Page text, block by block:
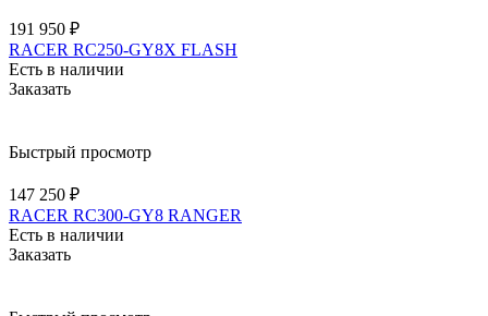
191 950 ₽
RACER RC250-GY8X FLASH
Есть в наличии
Заказать
Быстрый просмотр
147 250 ₽
RACER RC300-GY8 RANGER
Есть в наличии
Заказать